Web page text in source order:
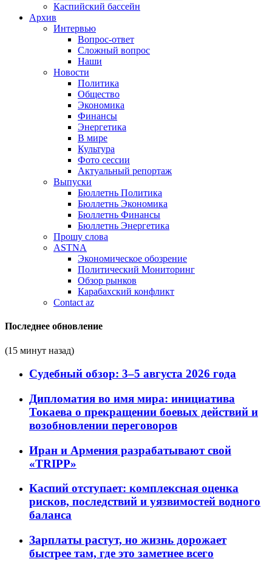
Каспийский бассейн
Архив
Интервью
Вопрос-ответ
Сложный вопрос
Наши
Новости
Политика
Общество
Экономика
Финансы
Энергетика
В мире
Культура
Фото сессии
Актуальный репортаж
Выпуски
Бюллетнь Политика
Бюллетнь Экономика
Бюллетнь Финансы
Бюллетнь Энергетика
Прошу слова
ASTNA
Экономическое обозрение
Политический Мониторинг
Обзор рынков
Карабахский конфликт
Contact az
Последнее обновление
(15 минут назад)
Судебный обзор: 3–5 августа 2026 года
Дипломатия во имя мира: инициатива
Токаева о прекращении боевых действий и
возобновлении переговоров
Иран и Армения разрабатывают свой
«TRIPP»
Каспий отступает: комплексная оценка
рисков, последствий и уязвимостей водного
баланса
Зарплаты растут, но жизнь дорожает
быстрее там, где это заметнее всего